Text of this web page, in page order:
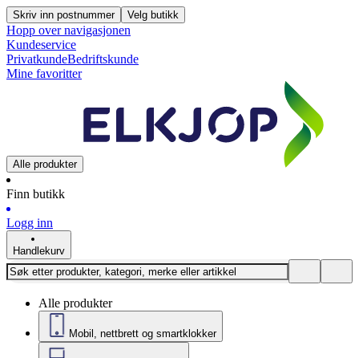
Skriv inn postnummer Velg butikk
Hopp over navigasjonen
Kundeservice
PrivatkundeBedriftskunde
Mine favoritter
Alle produkter
Finn butikk
Logg inn
Handlekurv
Alle produkter
Mobil, nettbrett og smartklokker